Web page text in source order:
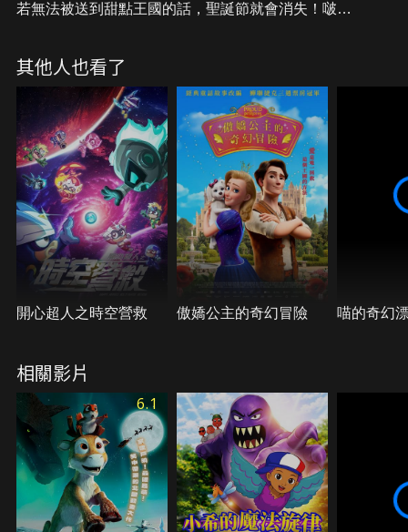
若無法被送到甜點王國的話，聖誕節就會消失！啵樂
「巧克力歐博士」竟還以巧克力覆蓋整座甜點王國！
究竟啵樂樂和朋友們能守護期待已久的聖誕節嗎？
其他人也看了
開心超人之時空營救 傲嬌公主的奇幻冒險 喵的奇幻
相關影片
6.1